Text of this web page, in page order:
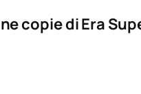
copie di Era